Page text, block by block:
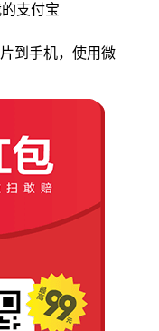
支付宝
到手机，使用微